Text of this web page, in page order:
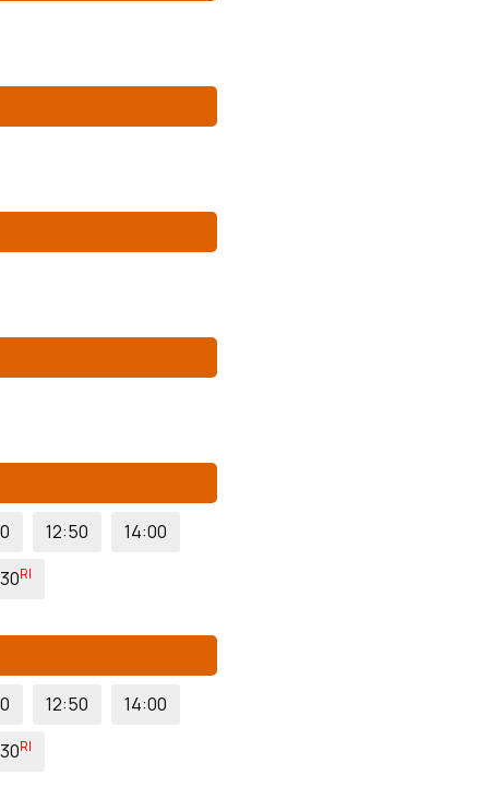
12:50
14:00
RI
12:50
14:00
RI